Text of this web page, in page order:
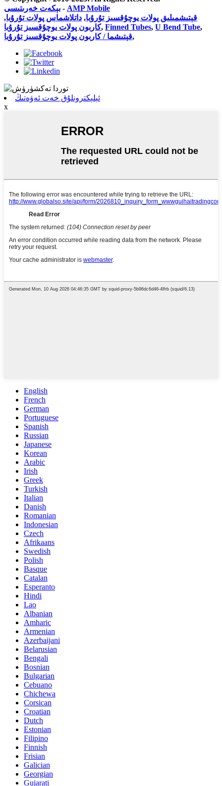
بېكەت خەرىتىسى - AMP Mobile
قېتىشمىلىق پولات يوچۇقسىز تۇرۇبا, داتلاشماس پولات تۇرۇبا,
كاربون پولات يوچۇقسىز تۇرۇبا, Finned Tubes, U Bend Tube,
قېتىشما / كاربون پولات يوچۇقسىز تۇرۇبا,
ئېلېكترونلۇق خەت ئەۋەتىڭ
x
English
French
German
Portuguese
Spanish
Russian
Japanese
Korean
Arabic
Irish
Greek
Turkish
Italian
Danish
Romanian
Indonesian
Czech
Afrikaans
Swedish
Polish
Basque
Catalan
Esperanto
Hindi
Lao
Albanian
Amharic
Armenian
Azerbaijani
Belarusian
Bengali
Bosnian
Bulgarian
Cebuano
Chichewa
Corsican
Croatian
Dutch
Estonian
Filipino
Finnish
Frisian
Galician
Georgian
Gujarati